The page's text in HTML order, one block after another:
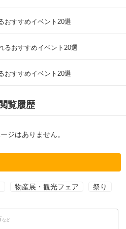
おすすめイベント20選
るおすすめイベント20選
おすすめイベント20選
閲覧履歴
ジはありません。
物産展・観光フェア 祭り
など